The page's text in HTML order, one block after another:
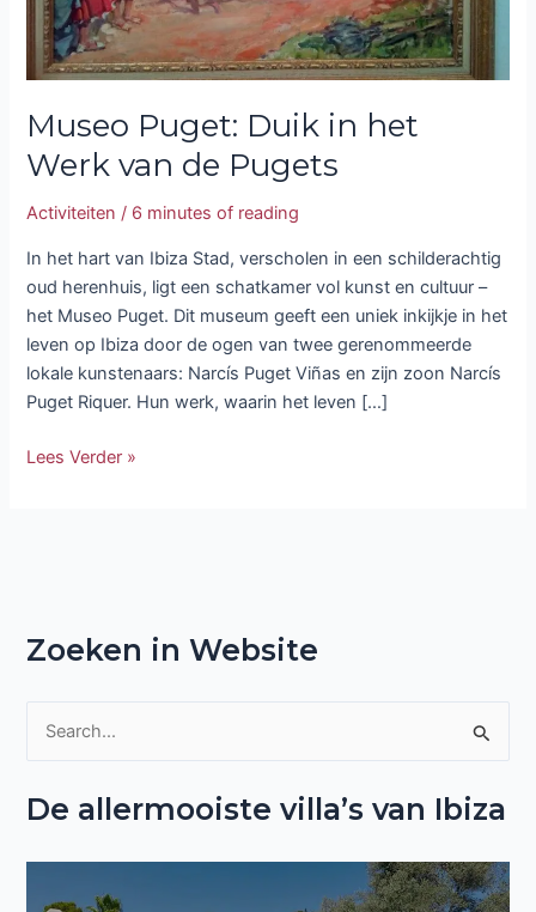
Museo Puget: Duik in het
Werk van de Pugets
Activiteiten / 6 minutes of reading
In het hart van Ibiza Stad, verscholen in een schilderachtig
oud herenhuis, ligt een schatkamer vol kunst en cultuur –
het Museo Puget. Dit museum geeft een uniek inkijkje in het
leven op Ibiza door de ogen van twee gerenommeerde
lokale kunstenaars: Narcís Puget Viñas en zijn zoon Narcís
Puget Riquer. Hun werk, waarin het leven […]
Lees Verder »
Zoeken in Website
e
De allermooiste villa’s van Ibiza